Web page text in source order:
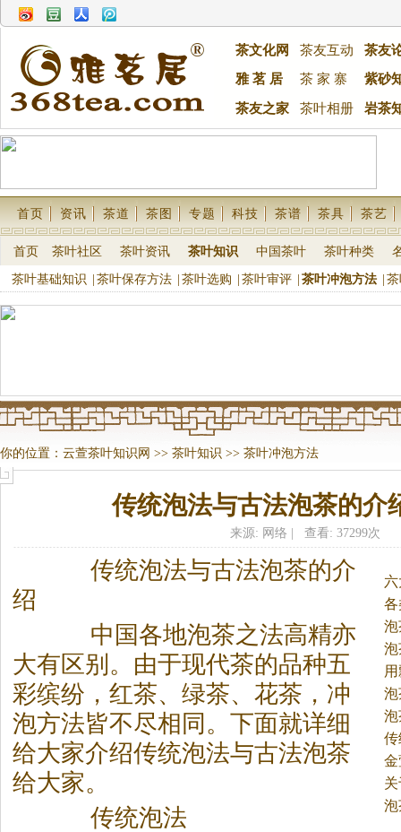
茶文化网 茶友互动
茶友
雅 茗 居
茶 家 寨 紫砂
茶友之家 茶叶相册 岩茶
首页 资讯 茶道 茶图 专题 科技 茶谱 茶具 茶艺
首页 茶叶社区 茶叶资讯 茶叶知识 中国茶叶 茶叶种类
茶叶基础知识 茶叶保存方法 茶叶选购 茶叶审评 茶叶冲泡方法
你的位置： 云萱茶叶知识网 >> 茶叶知识 >> 茶叶冲泡方法
传统泡法与古法泡茶的介
来源: 网络 | 查看: 37299次
法
传统泡法与古法泡茶的介
绍
中国各地泡茶之法高精亦
大有区别。 由于现代茶的品种五
彩缤纷，红茶、绿茶、花茶 ，冲
泡方法皆不尽相同。下面就详细
给大家介绍传统泡法与古法泡茶
给大家。
传统泡法